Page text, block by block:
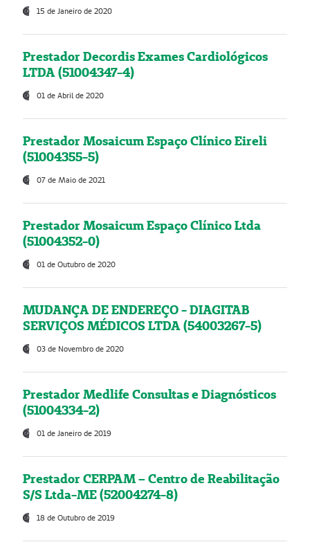
15 de Janeiro de 2020
Prestador Decordis Exames Cardiológicos
LTDA (51004347-4)
01 de Abril de 2020
Prestador Mosaicum Espaço Clínico Eireli
(51004355-5)
07 de Maio de 2021
Prestador Mosaicum Espaço Clínico Ltda
(51004352-0)
01 de Outubro de 2020
MUDANÇA DE ENDEREÇO - DIAGITAB
SERVIÇOS MÉDICOS LTDA (54003267-5)
03 de Novembro de 2020
Prestador Medlife Consultas e Diagnósticos
(51004334-2)
01 de Janeiro de 2019
Prestador CERPAM – Centro de Reabilitação
S/S Ltda-ME (52004274-8)
18 de Outubro de 2019